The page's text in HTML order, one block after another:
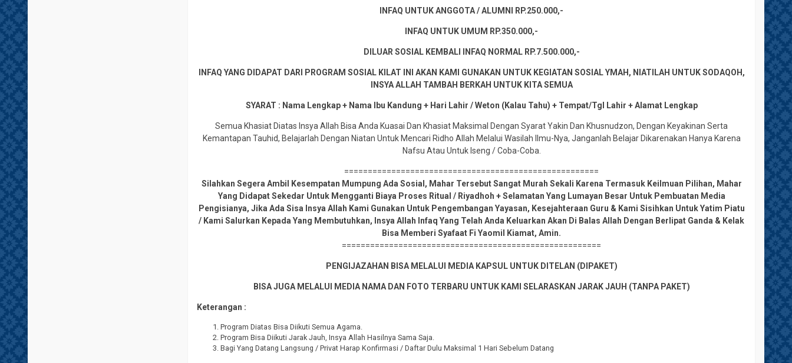
INFAQ UNTUK ANGGOTA / ALUMNI RP.250.000,-
INFAQ UNTUK UMUM RP.350.000,-
DILUAR SOSIAL KEMBALI INFAQ NORMAL RP.7.500.000,-
INFAQ YANG DIDAPAT DARI PROGRAM SOSIAL KILAT INI AKAN KAMI GUNAKAN UNTUK KEGIATAN SOSIAL YMAH, NIATILAH UNTUK SODAQOH,
INSYA ALLAH TAMBAH BERKAH UNTUK KITA SEMUA
SYARAT : Nama Lengkap + Nama Ibu Kandung + Hari Lahir / Weton (Kalau Tahu) + Tempat/Tgl Lahir + Alamat Lengkap
Semua Khasiat Diatas Insya Allah Bisa Anda Kuasai Dan Khasiat Maksimal Dengan Syarat Yakin Dan Khusnudzon, Dengan Keyakinan Serta
Kemantapan Tauhid, Belajarlah Dengan Niatan Untuk Mencari Ridho Allah Melalui Wasilah Ilmu-Nya, Janganlah Belajar Dikarenakan Hanya Karena
Nafsu Atau Untuk Iseng / Coba-Coba.
======================================================
Silahkan Segera Ambil Kesempatan Mumpung Ada Sosial, Mahar Tersebut Sangat Murah Sekali Karena Termasuk Keilmuan Pilihan, Mahar
Yang Didapat Sekedar Untuk Mengganti Biaya Proses Ritual / Riyadhoh + Selamatan Yang Lumayan Besar Untuk Pembuatan Media
Pengisianya, Jika Ada Sisa Insya Allah Kami Gunakan Untuk Pengembangan Yayasan, Kesejahteraan Guru & Kami Sisihkan Untuk Yatim Piatu
/ Kami Salurkan Kepada Yang Membutuhkan, Insya Allah Infaq Yang Telah Anda Keluarkan Akan Di Balas Allah Dengan Berlipat Ganda & Kelak
Bisa Memberi Syafaat Fi Yaomil Kiamat, Amin.
=======================================================
PENGIJAZAHAN BISA MELALUI MEDIA KAPSUL UNTUK DITELAN (DIPAKET)
BISA JUGA MELALUI MEDIA NAMA DAN FOTO TERBARU UNTUK KAMI SELARASKAN JARAK JAUH (TANPA PAKET)
Keterangan :
Program Diatas Bisa Diikuti Semua Agama.
Program Bisa Diikuti Jarak Jauh, Insya Allah Hasilnya Sama Saja.
Bagi Yang Datang Langsung / Privat Harap Konfirmasi / Daftar Dulu Maksimal 1 Hari Sebelum Datang